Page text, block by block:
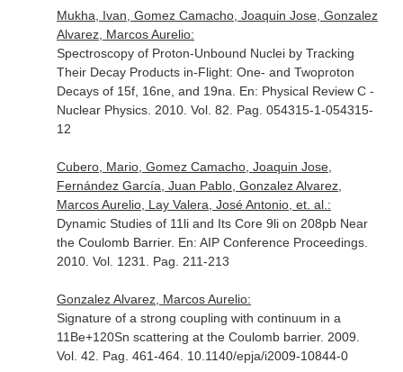
Mukha, Ivan, Gomez Camacho, Joaquin Jose, Gonzalez
Alvarez, Marcos Aurelio:
Spectroscopy of Proton-Unbound Nuclei by Tracking
Their Decay Products in-Flight: One- and Twoproton
Decays of 15f, 16ne, and 19na. En: Physical Review C -
Nuclear Physics. 2010. Vol. 82. Pag. 054315-1-054315-
12
Cubero, Mario, Gomez Camacho, Joaquin Jose,
Fernández García, Juan Pablo, Gonzalez Alvarez,
Marcos Aurelio, Lay Valera, José Antonio, et. al.:
Dynamic Studies of 11li and Its Core 9li on 208pb Near
the Coulomb Barrier. En: AIP Conference Proceedings.
2010. Vol. 1231. Pag. 211-213
Gonzalez Alvarez, Marcos Aurelio:
Signature of a strong coupling with continuum in a
11Be+120Sn scattering at the Coulomb barrier. 2009.
Vol. 42. Pag. 461-464. 10.1140/epja/i2009-10844-0